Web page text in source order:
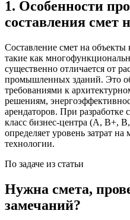
1. Особенности
составления смет
Составление смет на
такие как
существенно отличается от
промышленных зданий. Это
требованиями к
решениям,
арендаторов. При разработке
класс бизнес-центра (A, B+,
определяет уровень затрат
технологии.
По задаче из статьи
Нужна смета,
замечаний?